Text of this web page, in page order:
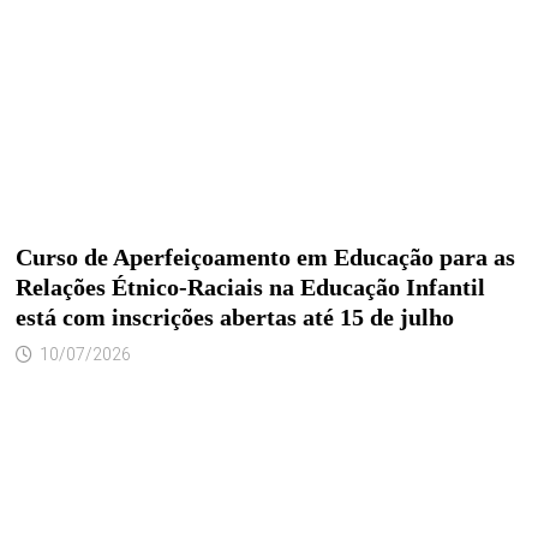
Curso de Aperfeiçoamento em Educação para as
Relações Étnico-Raciais na Educação Infantil
está com inscrições abertas até 15 de julho
10/07/2026